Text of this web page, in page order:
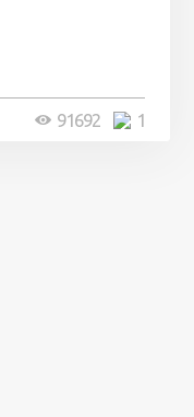
1
91692